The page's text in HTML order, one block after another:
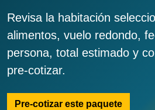
Revisa la habitación
alimentos, vuelo redondo,
persona, total estimado y
pre-cotizar.
Pre-cotizar este paquete